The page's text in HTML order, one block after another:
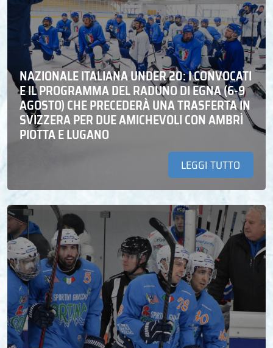
NAZIONALE ITALIANA UNDER 20: I CONVOCATI
E IL PROGRAMMA DEL RADUNO DI EGNA (6-9
AGOSTO) CHE PRECEDERÀ UNA TRASFERTA IN
SVIZZERA PER DUE AMICHEVOLI CON AMBRÌ
PIOTTA E LUGANO
LEGGI TUTTO